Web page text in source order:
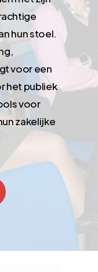
hun stoel.
voor een
het publiek
voor
zakelijke